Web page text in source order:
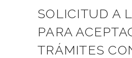
SOLICITUD A
PARA
TRÁMITES